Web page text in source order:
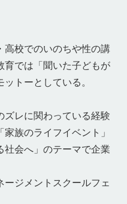
高校でのいのちや性の講
育では「聞いた子どもが
トーとしている。
ズレに関わっている経験
族のライフイベント」
社会へ」のテーマで企業
ジメントスクールフェ